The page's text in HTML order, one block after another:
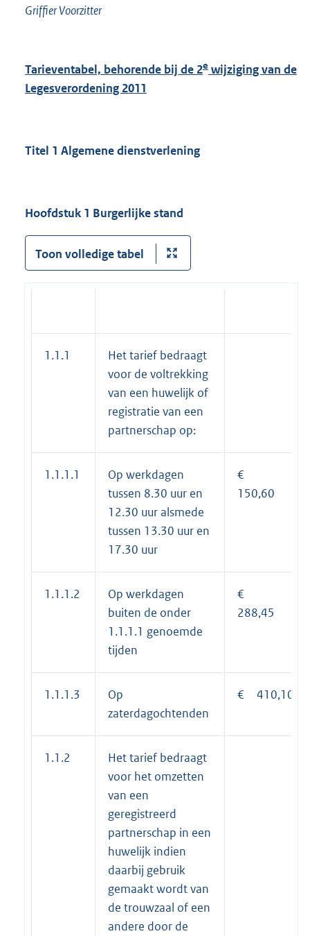
Griffier Voorzitter
Tarieventabel, behorende bij de 2e wijziging van de
Legesverordening 2011
Titel 1 Algemene dienstverlening
Hoofdstuk 1 Burgerlijke stand
Toon volledige tabel
1.1.1
Het tarief bedraagt
voor de voltrekking
van een huwelijk of
registratie van een
partnerschap op:
1.1.1.1
Op werkdagen
tussen 8.30 uur en
12.30 uur alsmede
tussen 13.30 uur en
17.30 uur
€
150,60
1.1.1.2
Op werkdagen
buiten de onder
1.1.1.1 genoemde
tijden
€
288,45
1.1.1.3
Op
zaterdagochtenden
€ 410,10
1.1.2
Het tarief bedraagt
voor het omzetten
van een
geregistreerd
partnerschap in een
huwelijk indien
daarbij gebruik
gemaakt wordt van
de trouwzaal of een
andere door de